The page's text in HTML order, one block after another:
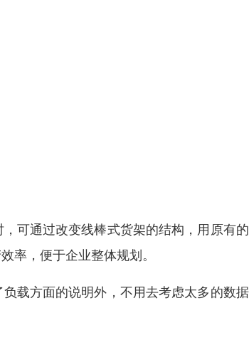
可通过改变线棒式货架的结构，用原有
率，便于企业整体规划。
载方面的说明外，不用去考虑太多的数